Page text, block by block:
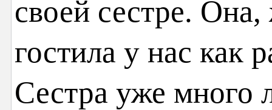
своей сестре.
гостила у нас как
Сестра уже много